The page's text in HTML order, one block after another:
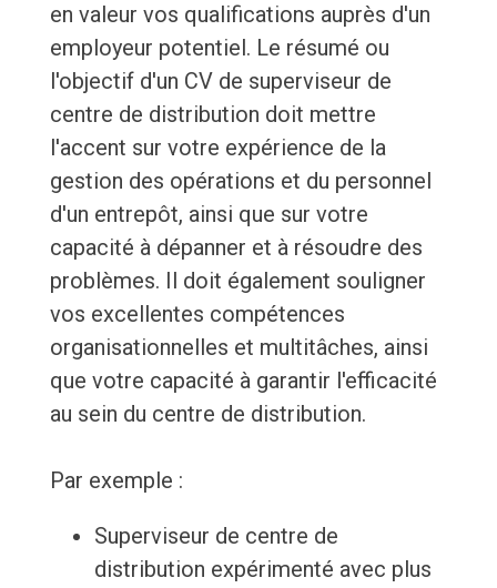
en valeur vos qualifications auprès d'un
employeur potentiel. Le résumé ou
l'objectif d'un CV de superviseur de
centre de distribution doit mettre
l'accent sur votre expérience de la
gestion des opérations et du personnel
d'un entrepôt, ainsi que sur votre
capacité à dépanner et à résoudre des
problèmes. Il doit également souligner
vos excellentes compétences
organisationnelles et multitâches, ainsi
que votre capacité à garantir l'efficacité
au sein du centre de distribution.
Par exemple :
Superviseur de centre de
distribution expérimenté avec plus